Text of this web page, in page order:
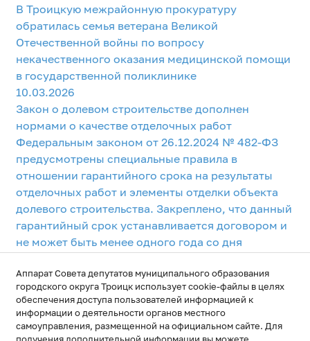
В Троицкую межрайонную прокуратуру
обратилась семья ветерана Великой
Отечественной войны по вопросу
некачественного оказания медицинской помощи
в государственной поликлинике
10.03.2026
Закон о долевом строительстве дополнен
нормами о качестве отделочных работ
Федеральным законом от 26.12.2024 № 482-ФЗ
предусмотрены специальные правила в
отношении гарантийного срока на результаты
отделочных работ и элементы отделки объекта
долевого строительства. Закреплено, что данный
гарантийный срок устанавливается договором и
не может быть менее одного года со дня
1 2 3 Следующая
Аппарат Совета депутатов муниципального образования
городского округа Троицк использует cookie-файлы в целях
обеспечения доступа пользователей информацией к
информации о деятельности органов местного
самоуправления, размещенной на официальном сайте. Для